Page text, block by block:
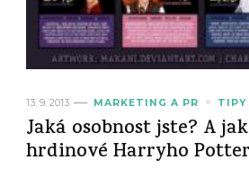
13. 9. 2013 MARKETING A PR TIPY
Jaká osobnost jste? A
hrdinové Harryho